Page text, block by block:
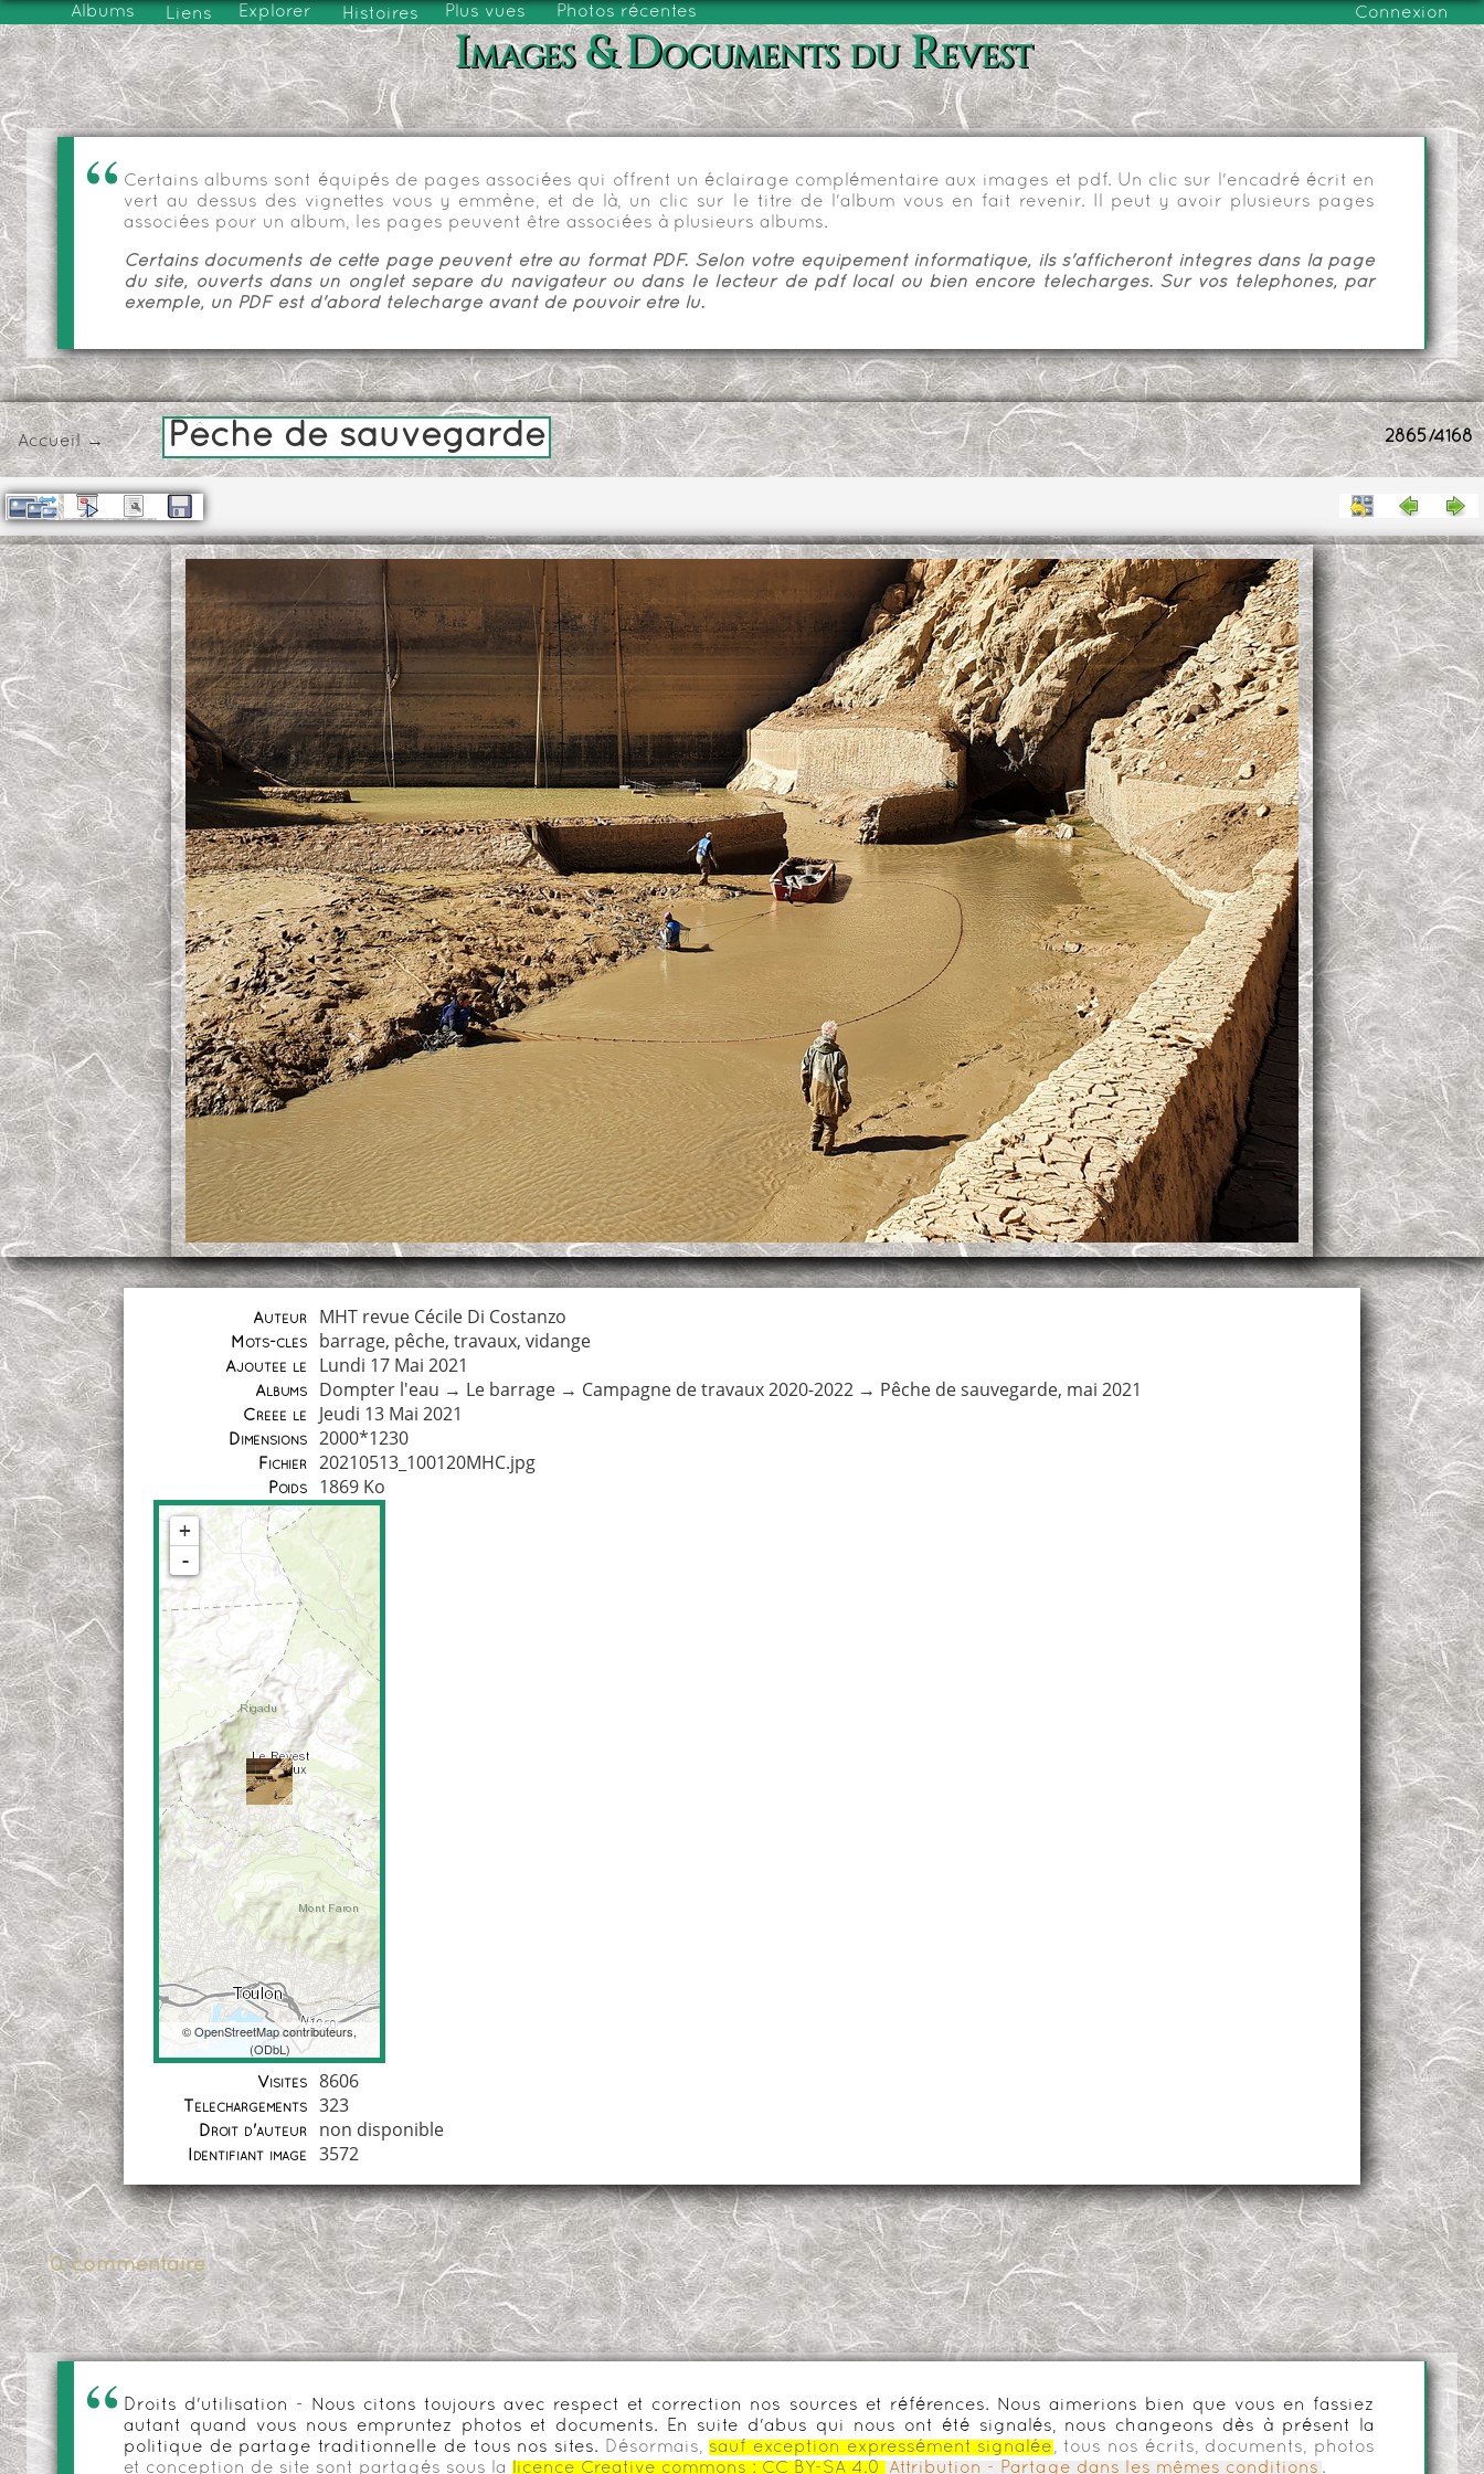
Albums Liens Explorer Histoires Plus vues Photos récentes Connexion
Images & Documents du Revest
Certains albums sont équipés de pages associées qui offrent un éclairage complémentaire aux images et pdf. Un clic sur l'encadré écrit en
vert au dessus des vignettes vous y emmène, et de là, un clic sur le titre de l'album vous en fait revenir. Il peut y avoir plusieurs pages
associées pour un album, les pages peuvent être associées à plusieurs albums.
Certains documents de cette page peuvent être au format PDF. Selon votre équipement informatique, ils s'afficheront intégrés dans la page
du site, ouverts dans un onglet séparé du navigateur ou dans le lecteur de pdf local ou bien encore téléchargés. Sur vos téléphones, par
exemple, un PDF est d'abord téléchargé avant de pouvoir être lu.
2865/4168
Accueil→ Pêche de sauvegarde
Auteur MHT revue Cécile Di Costanzo
Mots-clés barrage, pêche, travaux, vidange
Ajoutée le Lundi 17 Mai 2021
Albums Dompter l'eau → Le barrage → Campagne de travaux 2020-2022 → Pêche de sauvegarde, mai 2021
Créée le Jeudi 13 Mai 2021
Dimensions 2000*1230
Fichier 20210513_100120MHC.jpg
Poids 1869 Ko
Coordonnées
+
-
©OpenStreetMapcontributeurs,
(ODbL )
Visites 8606
Téléchargements 323
Droit d'auteur non disponible
Identifiant image 3572
0 commentaire
Droits d'utilisation - Nous citons toujours avec respect et correction nos sources et références. Nous aimerions bien que vous en fassiez
autant quand vous nous empruntez photos et documents. En suite d'abus qui nous ont été signalés, nous changeons dès à présent la
politique de partage traditionnelle de tous nos sites.
Désormais, sauf exception expressément signalée , tous nos écrits, documents, photos
et conception de site sont partagés sous la
licence Creative commons : CC BY-SA 4.0 Attribution - Partage dans les mêmes conditions .